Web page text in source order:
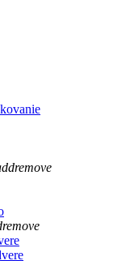
remove
remove